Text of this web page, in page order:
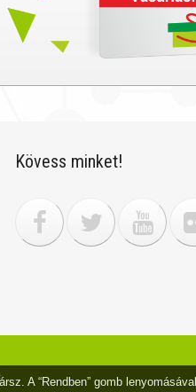
A “Rendben” gomb lenyomásával
Kövess minket!